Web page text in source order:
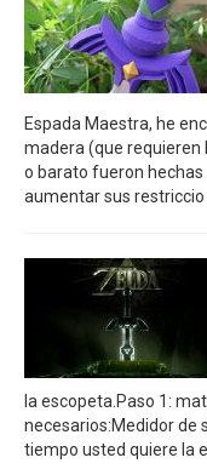
Espada Maestra, he
madera (que
o barato fueron hechas
aumentar sus restriccio
la escopeta.Paso 1:
necesarios:Medidor de
tiempo usted quiere la